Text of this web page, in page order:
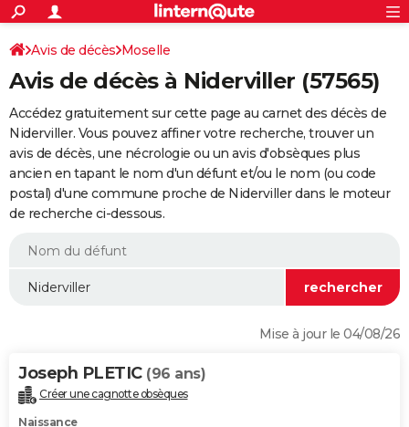
ACTUALITÉS
Politique
Société
Faits Divers
Education
Monde
Villes
+
SPORT
Coupe du monde 2026
Football
Tennis
Cyclisme
Rugby
Forum
Programme TV
TNT
Streaming
Cinéma
Sorties cinéma
Musique
+
FINANCE
Retraite
Impôts
Epargne
Immobilier
Risques naturels par ville
Banque
Assurance
Crédit
AUTO
Essais
Réserver un essai
Citadines
Berlines
SUV
Forum auto
+
HIGH-TECH
BRICOLAGE
WEEK-END
Alimentation
Guide de la santé
Maladies
Médicaments
Sommeil
VOYAGE
Avis de décès Moselle
Avis de décès à Niderviller (57565)
Accédez gratuitement sur cette page au carnet des décès de
Niderviller. Vous pouvez affiner votre recherche, trouver un
avis de décès, une nécrologie ou un avis d'obsèques plus
ancien en tapant le nom d'un défunt et/ou le nom (ou code
postal) d'une commune proche de Niderviller dans le moteur
de recherche ci-dessous.
Mise à jour le 04/08/26
Joseph PLETIC (96 ans)
Créer une cagnotte obsèques
Naissance